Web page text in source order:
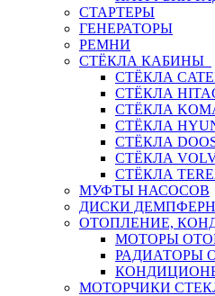
СТАРТЕРЫ
ГЕНЕРАТОРЫ
РЕМНИ
СТЁКЛА КАБИНЫ
СТЁКЛА
СТЁКЛА
СТЁКЛА
СТЁКЛА
СТЁКЛА
СТЁКЛА
СТЁКЛА
МУФТЫ НАСОСОВ
ДИСКИ
ОТОПЛЕНИЕ,
МОТОРЫ
РАДИАТОРЫ
МОТОРЧИКИ